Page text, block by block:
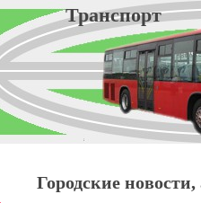
Городские